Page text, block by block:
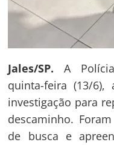
Jales/SP. A
quinta-feira (13/
investigação para
descaminho.
de busca e